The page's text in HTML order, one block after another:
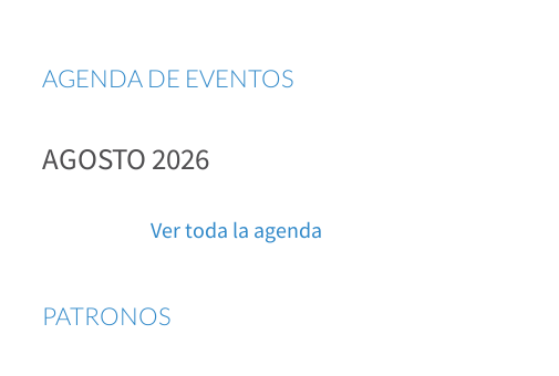
AGENDA DE EVENTOS
AGOSTO 2026
Ver toda la agenda
PATRONOS